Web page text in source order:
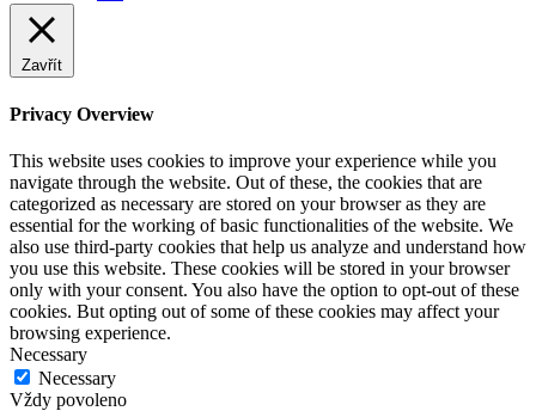
Zavřít
Privacy Overview
This website uses cookies to improve your experience while you
navigate through the website. Out of these, the cookies that are
categorized as necessary are stored on your browser as they are
essential for the working of basic functionalities of the website. We
also use third-party cookies that help us analyze and understand how
you use this website. These cookies will be stored in your browser
only with your consent. You also have the option to opt-out of these
cookies. But opting out of some of these cookies may affect your
browsing experience.
Necessary
Necessary
Vždy povoleno